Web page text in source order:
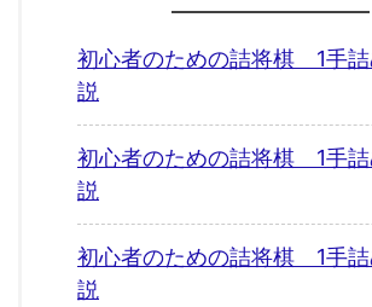
初心者のための詰将棋 1手
説
初心者のための詰将棋 1手
説
初心者のための詰将棋 1手
説